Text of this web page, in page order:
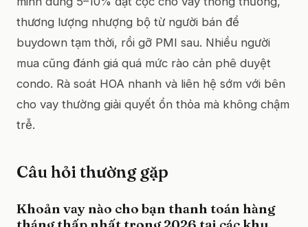
thương lượng nhượng bộ từ người bán để
buydown tạm thời, rồi gỡ PMI sau. Nhiều người
mua cũng đánh giá quá mức rào cản phê duyệt
condo. Rà soát HOA nhanh và liên hệ sớm với bên
cho vay thường giải quyết ổn thỏa mà không chậm
trễ.
Câu hỏi thường gặp
Khoản vay nào cho bạn thanh toán hàng